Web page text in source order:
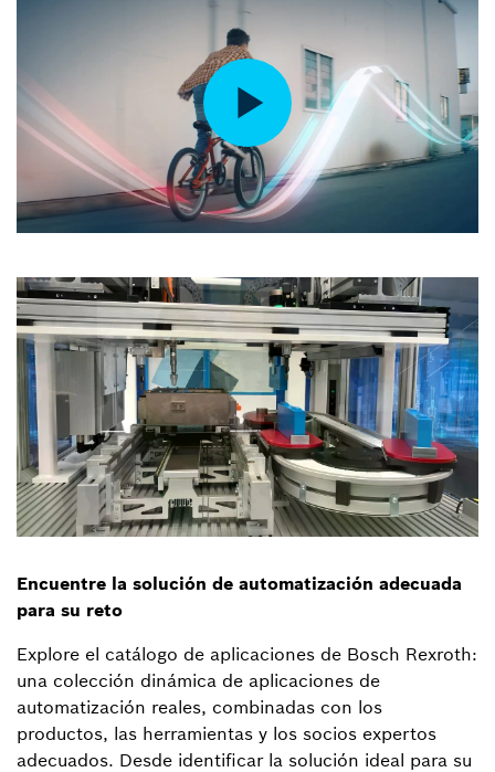
Encuentre la solución de automatización adecuada
para su reto
Explore el catálogo de aplicaciones de Bosch Rexroth:
una colección dinámica de aplicaciones de
automatización reales, combinadas con los
productos, las herramientas y los socios expertos
adecuados. Desde identificar la solución ideal para su